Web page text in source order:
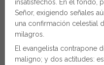
insatisfechos. En el fondo,
Señor, exigiendo señales
una confirmación celestial
milagros.
El evangelista contrapone
maligno; y dos actitudes: